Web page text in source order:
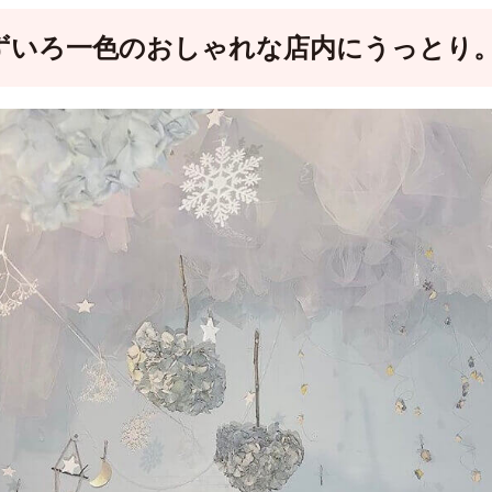
いろ一色のおしゃれな店内にうっとり